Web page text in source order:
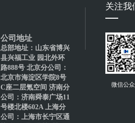
公司地址
总部地址：山东省博兴
县兴福工业 园北外环
路888号 北京分公司：
北京市海淀区学院8号
C座二层氪空间 济南分
公司：济南舜泰广场11
号楼北楼602A 上海分
公司：上海市长宁区通
关注我
微信公